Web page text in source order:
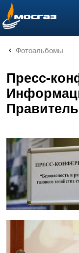
info@mos-gaz.ru
Фотоальбомы
Пресс-